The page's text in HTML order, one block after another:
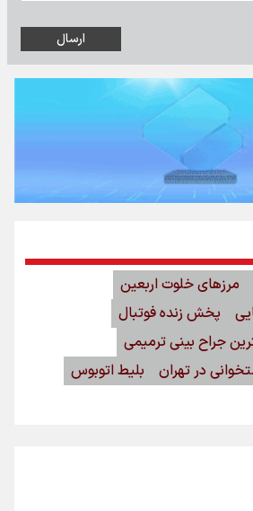
مرزهای خلوت اربعین
پخش زنده فوتبال
جراح بینی ترمیمی
در تهران
بلیط اتوبوس